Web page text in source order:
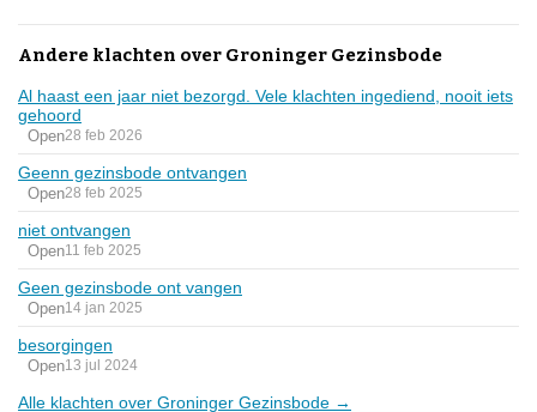
Andere klachten over Groninger Gezinsbode
Al haast een jaar niet bezorgd. Vele klachten ingediend, nooit iets
gehoord
Open28 feb 2026
Geenn gezinsbode ontvangen
Open28 feb 2025
niet ontvangen
Open11 feb 2025
Geen gezinsbode ont vangen
Open14 jan 2025
besorgingen
Open13 jul 2024
Alle klachten over Groninger Gezinsbode →